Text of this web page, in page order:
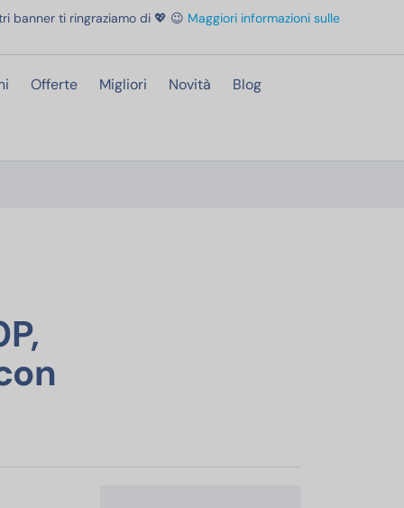
banner ti ringraziamo di 💖 😉 Maggiori informazioni sulle
Offerte Migliori Novità Blog